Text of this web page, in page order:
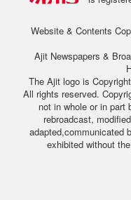
Website & Contents
Ajit Newspapers &
The Ajit logo is
All rights reserved.
not in whole or in part
rebroadcast,
adapted,communicated
exhibited without